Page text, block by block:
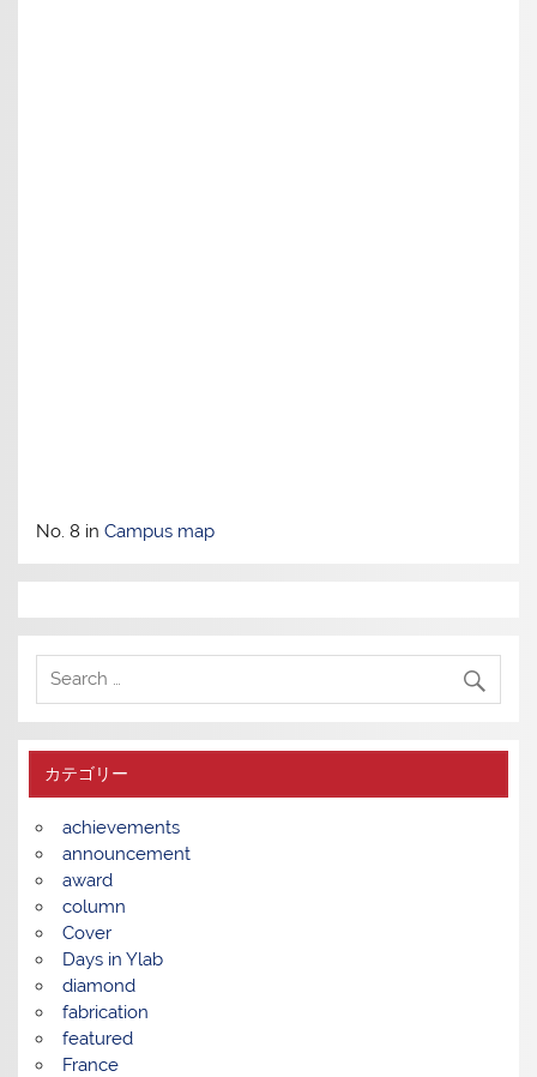
No. 8 inCampus map
カテゴリー
achievements
announcement
award
column
Cover
Days in Ylab
diamond
fabrication
featured
France